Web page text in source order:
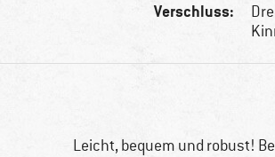
Verschluss:
Leicht, bequem und robust!